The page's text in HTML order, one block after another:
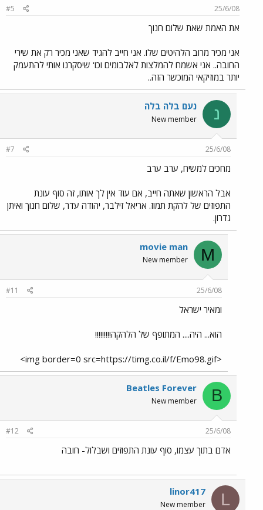
25/6/08
#5
את האמת שאת שלום חנוך
אני מכיר מרוב הלהיטים שלו. אני חייב להגיד שאני מכיר רק את שירי
החובה.. אני אשמח להמלצות לאלבומים וכו' שיסקרנו אותי להתעמק
יותר במוזיקאי המוכשר הזה..
נ נעם בלה בלה
New member
25/6/08
#7
מחכים למשיח, ערב ערב
אבל הראשון שאתה חייב, אם עוד אין לך אותו, זה סוף עונת
התפוזים של להקת תמוז. אריאל זילבר, יהודה עדר, שלום חנוך ואיתן
גדרון.
M
movie man
New member
25/6/08
#11
ומאיר ישראל
הוא... היה.... המתופף של הלהקה!!!!!!!!!
<img border=0 src=https://timg.co.il/f/Emo98.gif>
B
Beatles Forever
New member
25/6/08
#12
אדם בתוך עצמו, סוף עונת התפוזים ושבלול- חובה
L
linor417
New member